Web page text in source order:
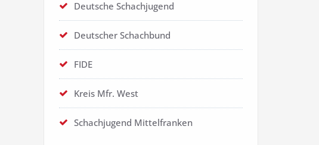
Deutsche Schachjugend
Deutscher Schachbund
FIDE
Kreis Mfr. West
Schachjugend Mittelfranken